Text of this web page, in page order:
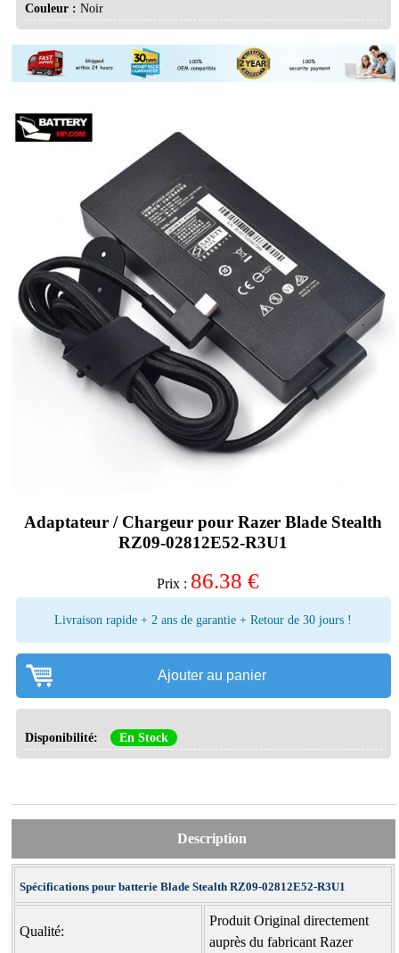
Couleur :Noir
Adaptateur / Chargeur pour Razer Blade Stealth
RZ09-02812E52-R3U1
Prix : 86.38 €
Livraison rapide + 2 ans de garantie + Retour de 30 jours !
Ajouter au panier
Disponibilité: En Stock
Description
Spécifications pour batterie Blade Stealth RZ09-02812E52-R3U1
Qualité:
Produit Original directement
auprès du fabricant Razer